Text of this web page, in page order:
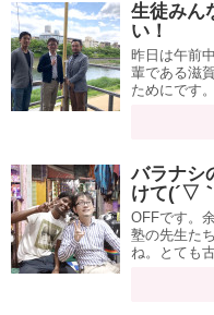
生徒みん
い！
昨日は午前
輩である滋
ためにです
バラナシ
けて(´▽
OFFです。
塾の先生た
ね。とても